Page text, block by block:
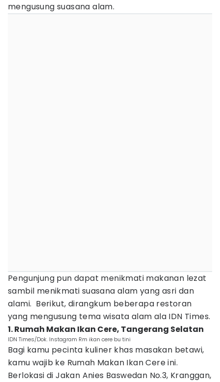
mengusung suasana alam.
Pengunjung pun dapat menikmati makanan lezat
sambil menikmati suasana alam yang asri dan
alami. Berikut, dirangkum beberapa restoran
yang mengusung tema wisata alam ala IDN Times.
1. Rumah Makan Ikan Cere, Tangerang Selatan
IDN Times/Dok. Instagram Rm ikan cere bu tini
Bagi kamu pecinta kuliner khas masakan betawi,
kamu wajib ke Rumah Makan Ikan Cere ini.
Berlokasi di Jakan Anies Baswedan No.3, Kranggan,